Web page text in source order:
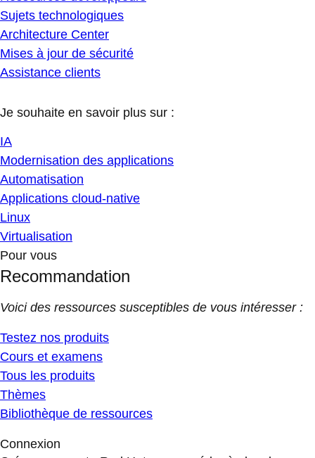
Sujets technologiques
Architecture Center
Mises à jour de sécurité
Assistance clients
Je souhaite en savoir plus sur :
IA
Modernisation des applications
Automatisation
Applications cloud-native
Linux
Virtualisation
Pour vous
Recommandation
Voici des ressources susceptibles de vous intéresser :
Testez nos produits
Cours et examens
Tous les produits
Thèmes
Bibliothèque de ressources
Connexion